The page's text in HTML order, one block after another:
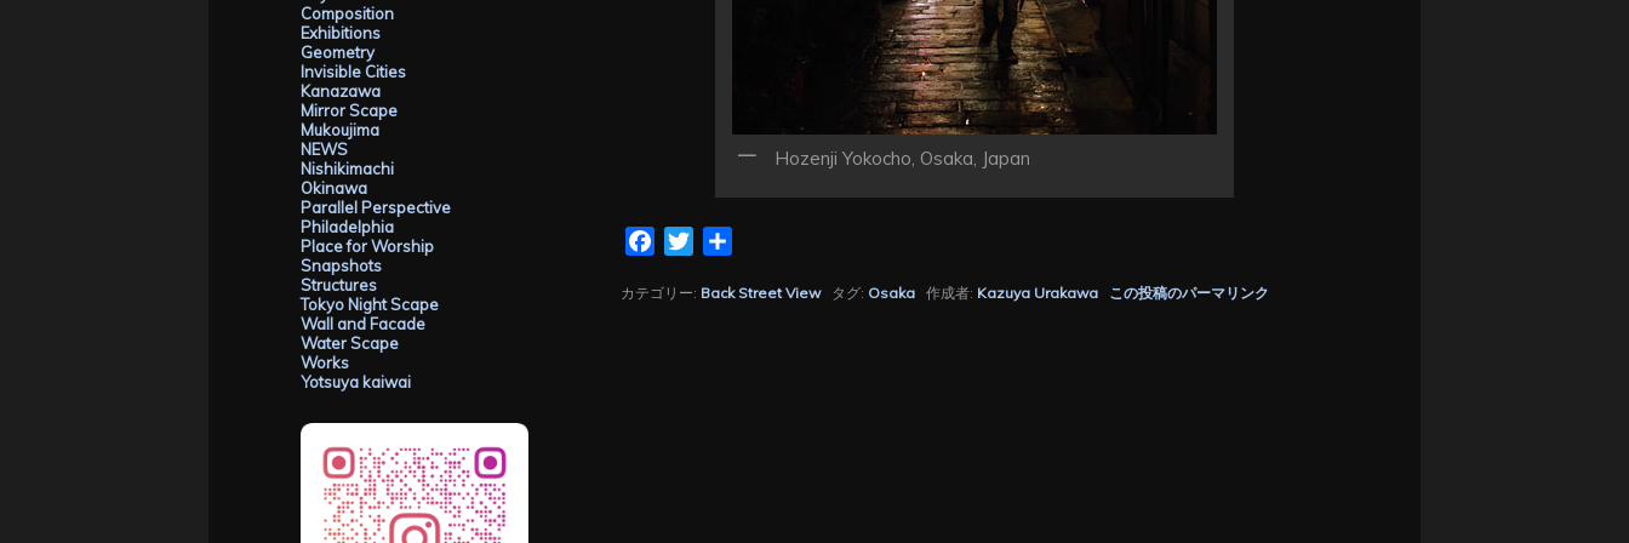
Hozenji Yokocho, Osaka, Japan
FacebookTwitter
カテゴリー: Back Street Viewタグ: Osaka 作成者: Kazuya Urakawa この投稿のパーマリンク
Composition
Exhibitions
Geometry
Invisible Cities
Kanazawa
Mirror Scape
Mukoujima
NEWS
Nishikimachi
Okinawa
Parallel Perspective
Philadelphia
Place for Worship
Snapshots
Structures
Tokyo Night Scape
Wall and Facade
Water Scape
Works
Yotsuya kaiwai